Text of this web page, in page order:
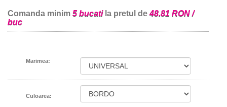
Comanda minim 5 bucatila pretul de48.81 RON /
buc
Marimea:
Culoarea: